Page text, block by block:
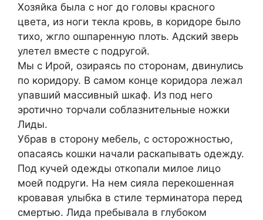
Хозяйка была с ног до головы красного
цвета, из ноги текла кровь, в коридоре было
тихо, жгло ошпаренную плоть. Адский зверь
улетел вместе с подругой.
Мы с Ирой, озираясь по сторонам, двинулись
по коридору. В самом конце коридора лежал
упавший массивный шкаф. Из под него
эротично торчали соблазнительные ножки
Лиды.
Убрав в сторону мебель, с осторожностью,
опасаясь кошки начали раскапывать одежду.
Под кучей одежды откопали милое лицо
моей подруги. На нем сияла перекошенная
кровавая улыбка в стиле терминатора перед
смертью. Лида пребывала в глубоком